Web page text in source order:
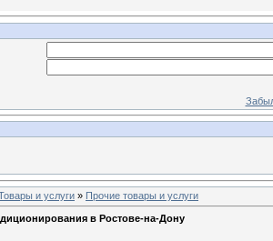
и услуги » Прочие товары и услуги
в Ростове-на-Дону